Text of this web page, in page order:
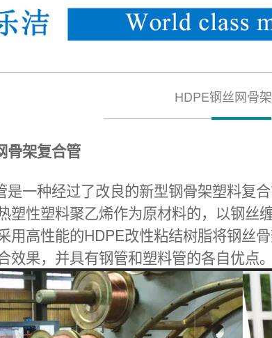
HDPE钢丝网骨
骨架复合管
是一种经过了改良的新型钢骨架塑料复
塑性塑料聚乙烯作为原材料的，以钢丝
用高性能的HDPE改性粘结树脂将钢丝
效果，并具有钢管和塑料管的各自优点。